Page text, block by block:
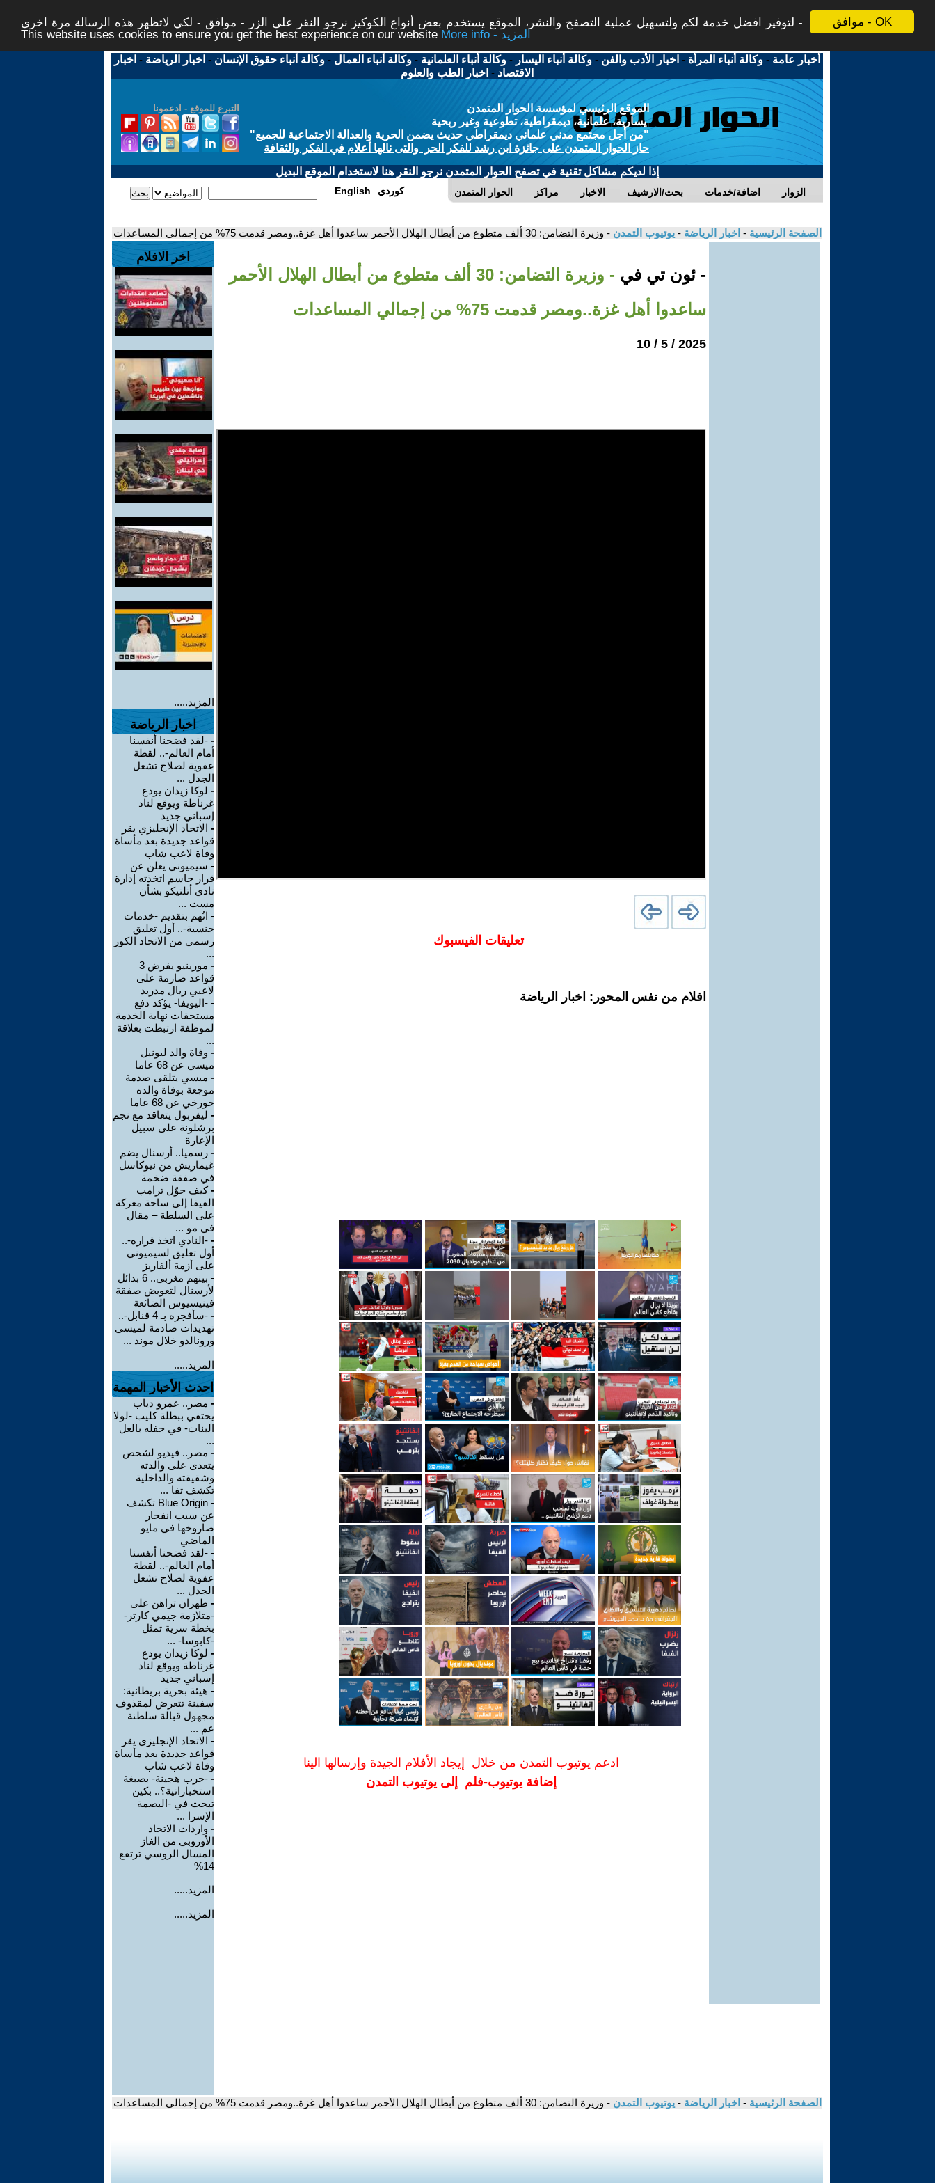
موافق - OK
لتوفير افضل خدمة لكم ولتسهيل عملية التصفح والنشر، الموقع يستخدم بعض أنواع الكوكيز نرجو النقر على الزر - موافق - لكي لاتظهر هذه الرسالة مرة اخرى -
This website uses cookies to ensure you get the best experience on our website
More info - المزيد
أخبار عامة -وكالة أنباء المرأة - اخبار الأدب والفن -وكالة أنباء اليسار -وكالة أنباء العلمانية -وكالة أنباء العمال -وكالة أنباء حقوق الإنسان - اخبار الرياضة - اخبار
الاقتصاد - اخبار الطب والعلوم
التبرع للموقع - ادعمونا
الموقع الرئيسي لمؤسسة الحوار المتمدن
يسارية، علمانية، ديمقراطية، تطوعية وغير ربحية
"من أجل مجتمع مدني علماني ديمقراطي حديث يضمن الحرية والعدالة الاجتماعية للجميع"
حاز الحوار المتمدن على جائزة ابن رشد للفكر الحر والتى نالها أعلام في الفكر والثقافة
إذا لديكم مشاكل تقنية في تصفح الحوار المتمدن نرجو النقر هنا لاستخدام الموقع البديل
الحوار المتمدن مراكز الاخبار بحث/الارشيف اضافة/خدمات الزوار English كوردي
الصفحة الرئيسية - اخبار الرياضة - يوتيوب التمدن - وزيرة التضامن: 30 ألف متطوع من أبطال الهلال الأحمر ساعدوا أهل غزة..ومصر قدمت 75% من إجمالي المساعدات
- ئون تي في
- وزيرة التضامن: 30 ألف متطوع من أبطال الهلال الأحمر
ساعدوا أهل غزة..ومصر قدمت 75% من إجمالي المساعدات
2025 / 5 / 10
تعليقات الفيسبوك
افلام من نفس المحور: اخبار الرياضة
ادعم يوتيوب التمدن من خلال إيجاد الأفلام الجيدة وإرسالها الينا
إضافة يوتيوب-فلم إلى يوتيوب التمدن
اخر الافلام
المزيد.....
اخبار الرياضة
- -لقد فضحنا أنفسنا
أمام العالم-.. لقطة
عفوية لصلاح تشعل
الجدل ...
- لوكا زيدان يودع
غرناطة ويوقع لناد
إسباني جديد
- الاتحاد الإنجليزي يقر
قواعد جديدة بعد مأساة
وفاة لاعب شاب
- سيميوني يعلن عن
قرار حاسم اتخذته إدارة
نادي أتلتيكو بشأن
مست ...
- اتُهم بتقديم -خدمات
جنسية-.. أول تعليق
رسمي من الاتحاد الكور
...
-
مورينيو يفرض 3
قواعد صارمة على
لاعبي ريال مدريد
- -اليويفا- يؤكد دفع
مستحقات نهاية الخدمة
لموظفة ارتبطت بعلاقة
...
- وفاة والد ليونيل
ميسي عن 68 عاما
- ميسي يتلقى صدمة
موجعة بوفاة والده
خورخي عن 68 عاما
- ليفربول يتعاقد مع نجم
برشلونة على سبيل
الإعارة
- رسميا.. أرسنال يضم
غيماريش من نيوكاسل
في صفقة ضخمة
-كيف حوّل ترامب
الفيفا إلى ساحة معركة
على السلطة – مقال
في مو ...
- -النادي اتخذ قراره-..
أول تعليق لسيميوني
على أزمة ألفاريز
-
بينهم مغربي.. 6 بدائل
لأرسنال لتعويض صفقة
فينيسيوس الضائعة
-
-سأفجره بـ 4 قنابل-..
تهديدات صادمة لميسي
ورونالدو خلال موند ...
المزيد.....
احدث الأخبار المهمة
- مصر.. عمرو دياب
يحتفي ببطلة كليب -لولا
البنات- في حفله بالعل
...
- مصر.. فيديو لشخص
يتعدى على والدته
وشقيقته والداخلية
تكشف تفا ...
-
Blue Origin تكشف
عن سبب انفجار
صاروخها في مايو
الماضي
- -لقد فضحنا أنفسنا
أمام العالم-.. لقطة
عفوية لصلاح تشعل
الجدل ...
- طهران تراهن على
-متلازمة جيمي كارتر-
بخطة سرية تمثل
-كابوسا- ...
- لوكا زيدان يودع
غرناطة ويوقع لناد
إسباني جديد
- هيئة بحرية بريطانية:
سفينة تتعرض لمقذوف
مجهول قبالة سلطنة
عم ...
- الاتحاد الإنجليزي يقر
قواعد جديدة بعد مأساة
وفاة لاعب شاب
- -حرب هجينة- بصبغة
استخباراتية؟.. بكين
تبحث في -البصمة
الإسرا ...
- واردات الاتحاد
الأوروبي من الغاز
المسال الروسي ترتفع
14%
المزيد.....
المزيد.....
الصفحة الرئيسية - اخبار الرياضة - يوتيوب التمدن - وزيرة التضامن: 30 ألف متطوع من أبطال الهلال الأحمر ساعدوا أهل غزة..ومصر قدمت 75% من إجمالي المساعدات